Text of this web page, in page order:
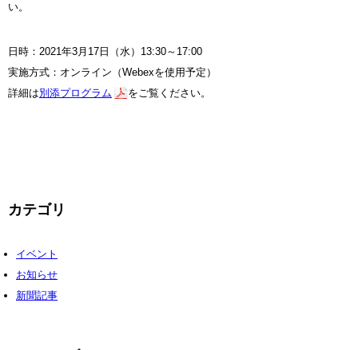
い。
日時：2021年3月17日（水）13:30～17:00
実施方式：オンライン（Webexを使用予定）
詳細は別添プログラム をご覧ください。
カテゴリ
イベント
お知らせ
新聞記事